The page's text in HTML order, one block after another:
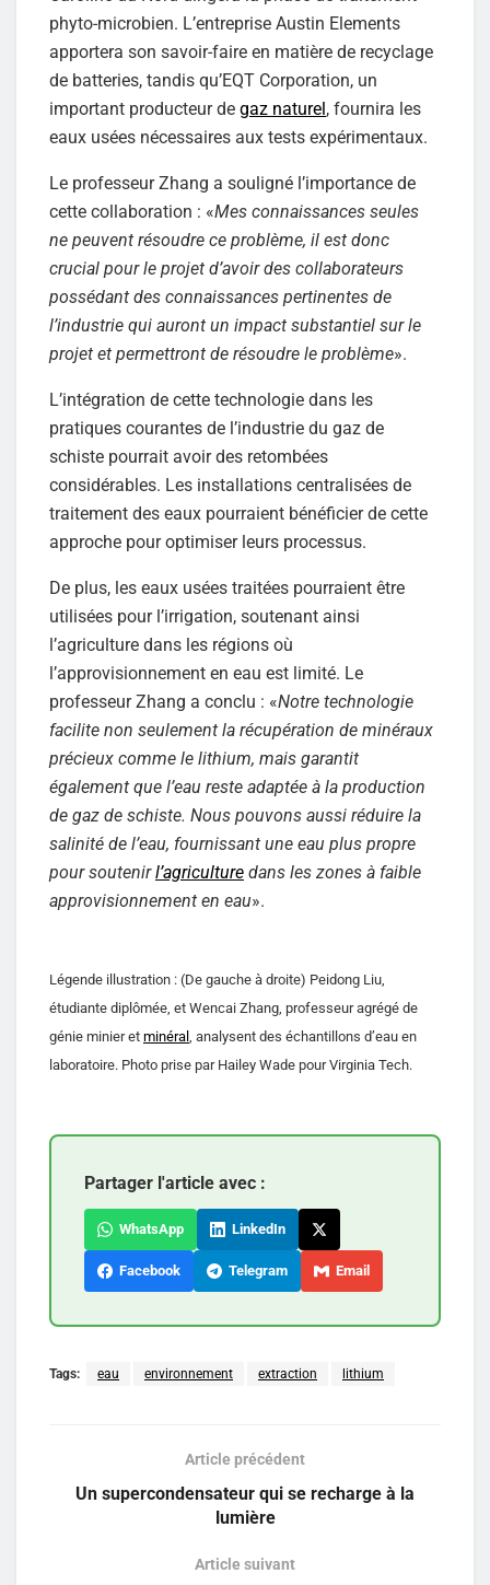
phyto-microbien. L’entreprise Austin Elements
apportera son savoir-faire en matière de recyclage
de batteries, tandis qu’EQT Corporation, un
important producteur de gaz naturel, fournira les
eaux usées nécessaires aux tests expérimentaux.
Le professeur Zhang a souligné l’importance de
cette collaboration : «Mes connaissances seules
ne peuvent résoudre ce problème, il est donc
crucial pour le projet d’avoir des collaborateurs
possédant des connaissances pertinentes de
l’industrie qui auront un impact substantiel sur le
projet et permettront de résoudre le problème».
L’intégration de cette technologie dans les
pratiques courantes de l’industrie du gaz de
schiste pourrait avoir des retombées
considérables. Les installations centralisées de
traitement des eaux pourraient bénéficier de cette
approche pour optimiser leurs processus.
De plus, les eaux usées traitées pourraient être
utilisées pour l’irrigation, soutenant ainsi
l’agriculture dans les régions où
l’approvisionnement en eau est limité. Le
professeur Zhang a conclu : «Notre technologie
facilite non seulement la récupération de minéraux
précieux comme le lithium, mais garantit
également que l’eau reste adaptée à la production
de gaz de schiste. Nous pouvons aussi réduire la
salinité de l’eau, fournissant une eau plus propre
pour soutenirl’agriculture dans les zones à faible
approvisionnement en eau».
Légende illustration : (De gauche à droite) Peidong Liu,
étudiante diplômée, et Wencai Zhang, professeur agrégé de
génie minier et minéral , analysent des échantillons d’eau en
laboratoire. Photo prise par Hailey Wade pour Virginia Tech.
Partager l'article avec :
WhatsApp LinkedIn
Facebook Telegram Email
Tags: eau environnement extraction lithium
Article précédent
Un supercondensateur qui se recharge à la
lumière
Article suivant